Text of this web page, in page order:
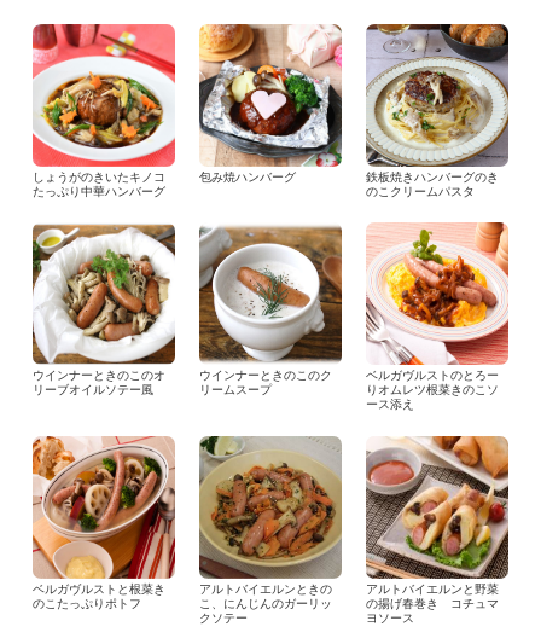
しょうがのきいたキノコ
たっぷり中華ハンバーグ
包み焼ハンバーグ
鉄板焼きハンバーグのき
のこクリームパスタ
ウインナーときのこのオ
リーブオイルソテー風
ウインナーときのこのク
リームスープ
ベルガヴルストのとろー
りオムレツ根菜きのこソ
ース添え
ベルガヴルストと根菜き
のこたっぷりポトフ
アルトバイエルンときの
こ、にんじんのガーリッ
クソテー
アルトバイエルンと野菜
の揚げ春巻き コチュマ
ヨソース